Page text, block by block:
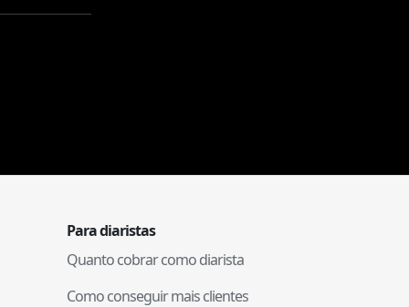
Para diaristas
Quanto cobrar como diarista
Como conseguir mais clientes